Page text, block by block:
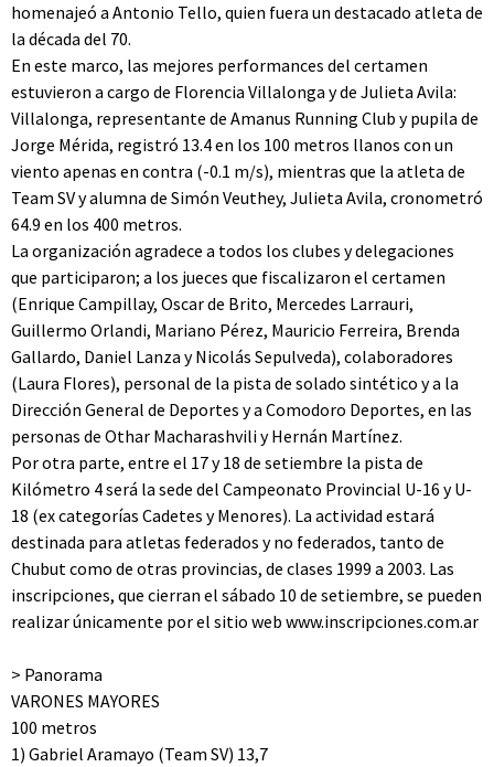
homenajeó a Antonio Tello, quien fuera un destacado atleta de
la década del 70.
En este marco, las mejores performances del certamen
estuvieron a cargo de Florencia Villalonga y de Julieta Avila:
Villalonga, representante de Amanus Running Club y pupila de
Jorge Mérida, registró 13.4 en los 100 metros llanos con un
viento apenas en contra (-0.1 m/s), mientras que la atleta de
Team SV y alumna de Simón Veuthey, Julieta Avila, cronometró
64.9 en los 400 metros.
La organización agradece a todos los clubes y delegaciones
que participaron; a los jueces que fiscalizaron el certamen
(Enrique Campillay, Oscar de Brito, Mercedes Larrauri,
Guillermo Orlandi, Mariano Pérez, Mauricio Ferreira, Brenda
Gallardo, Daniel Lanza y Nicolás Sepulveda), colaboradores
(Laura Flores), personal de la pista de solado sintético y a la
Dirección General de Deportes y a Comodoro Deportes, en las
personas de Othar Macharashvili y Hernán Martínez.
Por otra parte, entre el 17 y 18 de setiembre la pista de
Kilómetro 4 será la sede del Campeonato Provincial U-16 y U-
18 (ex categorías Cadetes y Menores). La actividad estará
destinada para atletas federados y no federados, tanto de
Chubut como de otras provincias, de clases 1999 a 2003. Las
inscripciones, que cierran el sábado 10 de setiembre, se pueden
realizar únicamente por el sitio web www.inscripciones.com.ar
> Panorama
VARONES MAYORES
100 metros
1) Gabriel Aramayo (Team SV) 13,7